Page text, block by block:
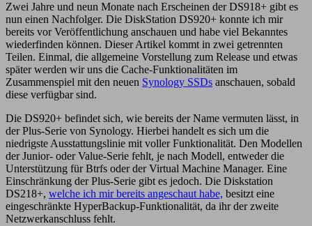
Zwei Jahre und neun Monate nach Erscheinen der DS918+ gibt es
nun einen Nachfolger. Die DiskStation DS920+ konnte ich mir
bereits vor Veröffentlichung anschauen und habe viel Bekanntes
wiederfinden können. Dieser Artikel kommt in zwei getrennten
Teilen. Einmal, die allgemeine Vorstellung zum Release und etwas
später werden wir uns die Cache-Funktionalitäten im
Zusammenspiel mit den neuen Synology SSDs anschauen, sobald
diese verfügbar sind.
Die DS920+ befindet sich, wie bereits der Name vermuten lässt, in
der Plus-Serie von Synology. Hierbei handelt es sich um die
niedrigste Ausstattungslinie mit voller Funktionalität. Den Modellen
der Junior- oder Value-Serie fehlt, je nach Modell, entweder die
Unterstützung für Btrfs oder der Virtual Machine Manager. Eine
Einschränkung der Plus-Serie gibt es jedoch. Die Diskstation
DS218+, welche ich mir bereits angeschaut habe, besitzt eine
eingeschränkte HyperBackup-Funktionalität, da ihr der zweite
Netzwerkanschluss fehlt.